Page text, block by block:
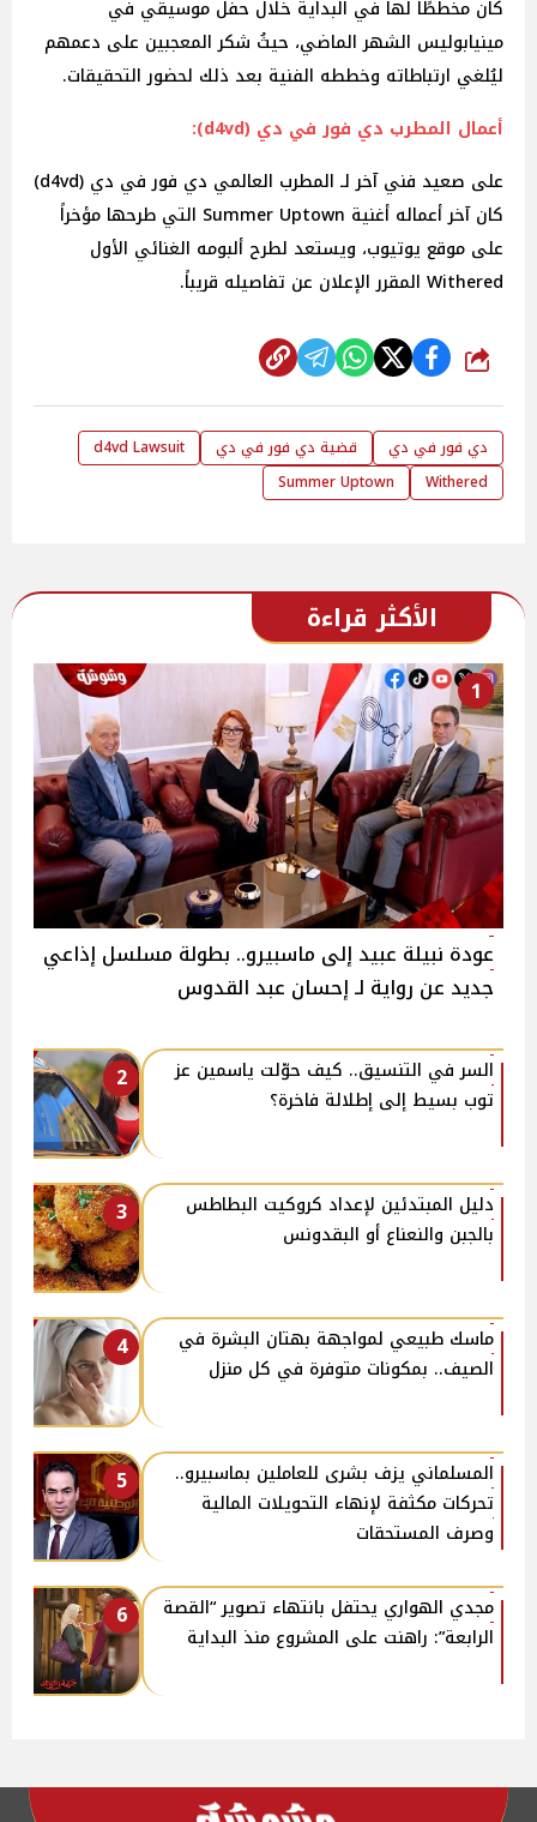
كان مخططًا لها في البداية خلال حفل موسيقي في
مينيابوليس الشهر الماضي، حيثُ شكر المعجبين على دعمهم
ليُلغي ارتباطاته وخططه الفنية بعد ذلك لحضور التحقيقات.
أعمال المطرب دي فور في دي (d4vd):
على صعيد فني آخر لـ المطرب العالمي دي فور في دي (d4vd)
كان آخر أعماله أغنية Summer Uptown التي طرحها مؤخراً
على موقع يوتيوب، ويستعد لطرح ألبومه الغنائي الأول
Withered المقرر الإعلان عن تفاصيله قريباً.
شارك
دي فور في دي قضية دي فور في دي
d4vd Lawsuit
Withered
Summer Uptown
الأكثر قراءة
1
عودة نبيلة عبيد إلى ماسبيرو.. بطولة مسلسل إذاعي
جديد عن رواية لـ إحسان عبد القدوس
2
السر في التنسيق.. كيف حوّلت ياسمين عز
توب بسيط إلى إطلالة فاخرة؟
3
دليل المبتدئين لإعداد كروكيت البطاطس
بالجبن والنعناع أو البقدونس
4
ماسك طبيعي لمواجهة بهتان البشرة في
الصيف.. بمكونات متوفرة في كل منزل
5
المسلماني يزف بشرى للعاملين بماسبيرو..
تحركات مكثفة لإنهاء التحويلات المالية
وصرف المستحقات
6
مجدي الهواري يحتفل بانتهاء تصوير “القصة
الرابعة”: راهنت على المشروع منذ البداية